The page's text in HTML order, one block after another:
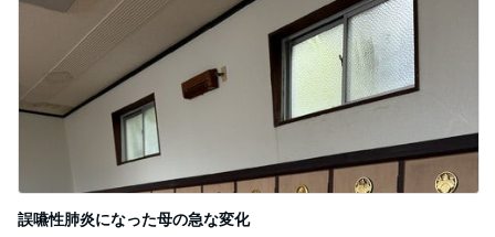
誤嚥性肺炎になった母の急な変化